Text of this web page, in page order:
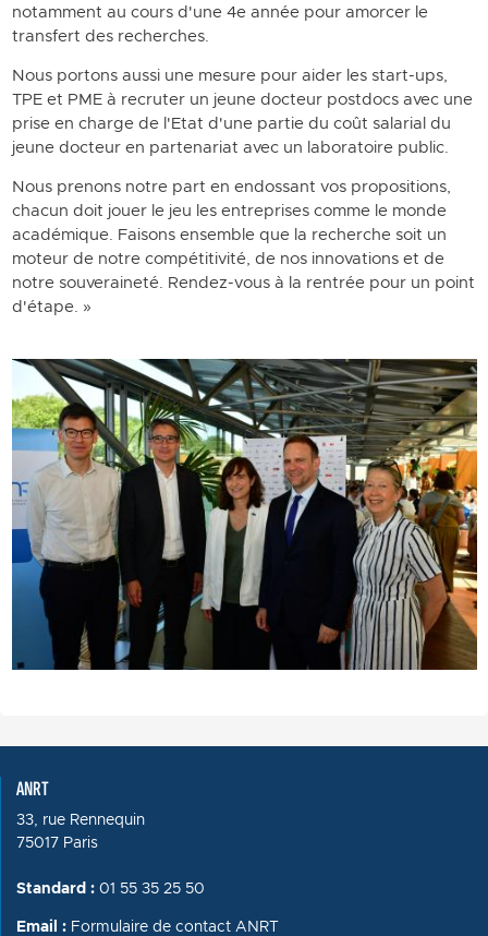
notamment au cours d'une 4e année pour amorcer le
transfert des recherches.
Nous portons aussi une mesure pour aider les start-ups,
TPE et PME à recruter un jeune docteur postdocs avec une
prise en charge de l'Etat d'une partie du coût salarial du
jeune docteur en partenariat avec un laboratoire public.
Nous prenons notre part en endossant vos propositions,
chacun doit jouer le jeu les entreprises comme le monde
académique. Faisons ensemble que la recherche soit un
moteur de notre compétitivité, de nos innovations et de
notre souveraineté. Rendez-vous à la rentrée pour un point
d'étape. »
Image
ANRT
33, rue Rennequin
75017 Paris
Standard : 01 55 35 25 50
Email : Formulaire de contact ANRT